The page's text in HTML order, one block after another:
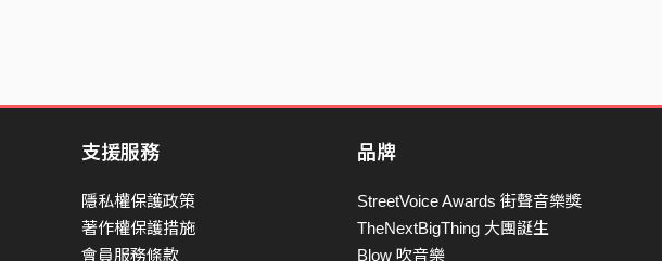
支援服務
隱私權保護政策
著作權保護措施
會員服務條款
品牌
StreetVoice Awards 街聲音樂獎
TheNextBigThing 大團誕生
Blow 吹音樂